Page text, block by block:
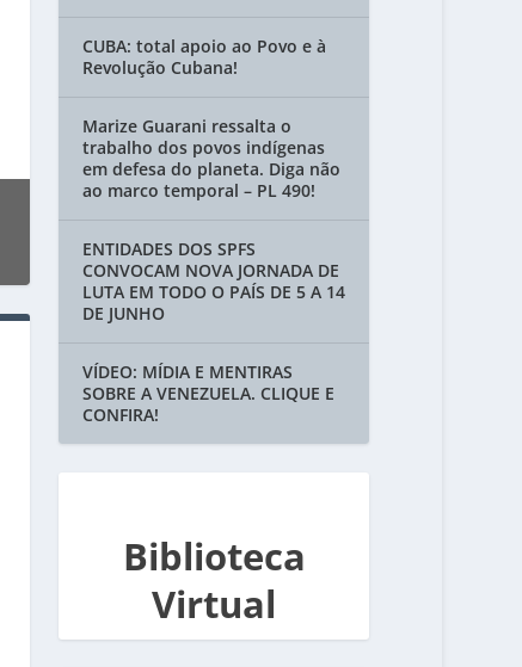
CUBA: total apoio ao Povo e à
Revolução Cubana!
Marize Guarani ressalta o
trabalho dos povos indígenas
em defesa do planeta. Diga não
ao marco temporal – PL 490!
ENTIDADES DOS SPFS
CONVOCAM NOVA JORNADA DE
LUTA EM TODO O PAÍS DE 5 A 14
DE JUNHO
VÍDEO: MÍDIA E MENTIRAS
SOBRE A VENEZUELA. CLIQUE E
CONFIRA!
Biblioteca
Virtual